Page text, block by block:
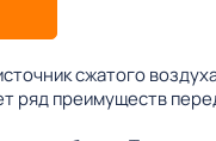
сжатого
ряд преимуществ